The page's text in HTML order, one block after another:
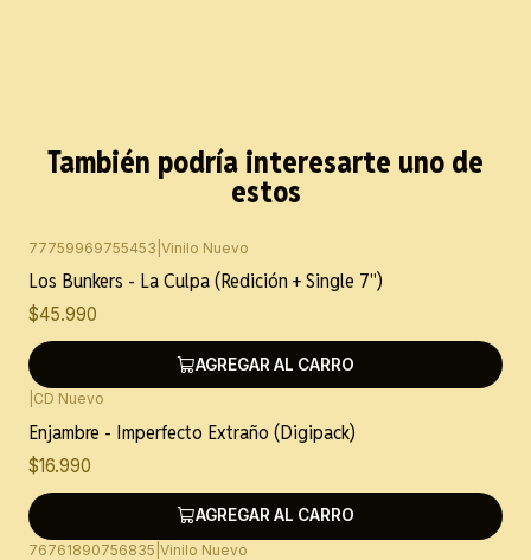
También podría interesarte uno de
estos
77759969755453 Vinilo Nuevo
Los Bunkers - La Culpa (Redición + Single 7")
$45.990
AGREGAR AL CARRO
CD Nuevo
Enjambre - Imperfecto Extraño (Digipack)
$16.990
AGREGAR AL CARRO
76761890756835 Vinilo Nuevo